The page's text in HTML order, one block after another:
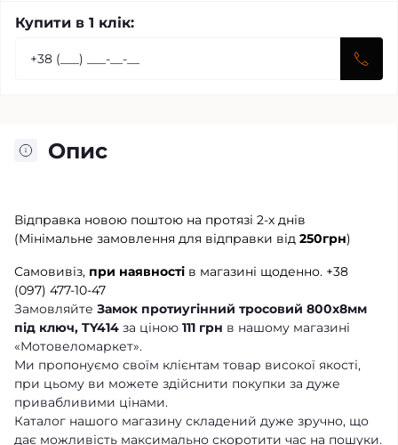
Купити в 1 клік:
Опис
Відправка новою поштою на протязі 2-х днів
(Мінімальне замовлення для відправки від 250грн)
Самовивіз, при наявності в магазині щоденно. +38
(097) 477-10-47
Замовляйте Замок протиугінний тросовий 800х8мм
під ключ, TY414 за ціною 111 грн в нашому магазині
«Мотовеломаркет».
Ми пропонуємо своїм клієнтам товар високої якості,
при цьому ви можете здійснити покупки за дуже
привабливими цінами.
Каталог нашого магазину складений дуже зручно, що
дає можливість максимально скоротити час на пошуки.